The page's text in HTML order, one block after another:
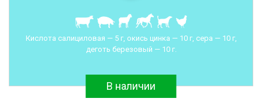
Кислота салициловая — 5 г, окись цинка — 10 г, сера — 10 г,
деготь березовый — 10 г.
В наличии